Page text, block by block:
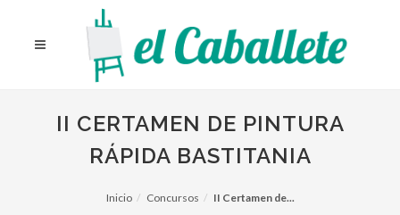
II CERTAMEN DE PINTURA
RÁPIDA BASTITANIA
Inicio Concursos II Certamen de...